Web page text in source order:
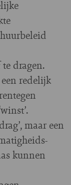
dragen.
redelijk
maar een
kunnen